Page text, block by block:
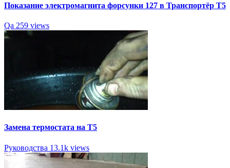
Показание электромагнита форсунки 127 в Транспортёр Т5
Qa 259 views
Замена термостата на Т5
Руководства 13.1k views